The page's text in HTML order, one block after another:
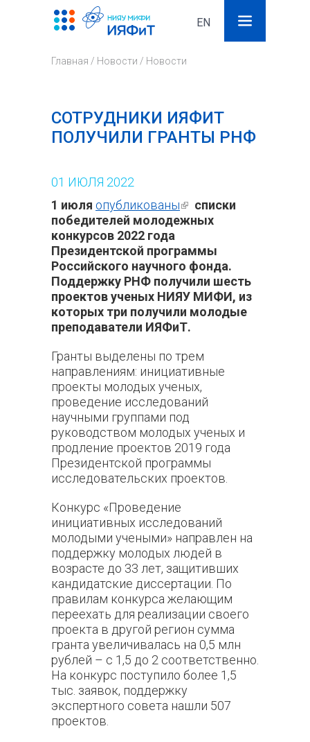
EN
Главная / Новости / Новости
СОТРУДНИКИ ИЯФИТ
ПОЛУЧИЛИ ГРАНТЫ РНФ
01 ИЮЛЯ 2022
1 июля опубликованы(внешняя
ссылка)
списки
победителей молодежных
конкурсов 2022 года
Президентской программы
Российского научного фонда.
Поддержку РНФ получили шесть
проектов ученых НИЯУ МИФИ, из
которых три получили молодые
преподаватели ИЯФиТ.
Гранты выделены по трем
направлениям: инициативные
проекты молодых ученых,
проведение исследований
научными группами под
руководством молодых ученых и
продление проектов 2019 года
Президентской программы
исследовательских проектов.
Конкурс «Проведение
инициативных исследований
молодыми учеными» направлен на
поддержку молодых людей в
возрасте до 33 лет, защитивших
кандидатские диссертации. По
правилам конкурса желающим
переехать для реализации своего
проекта в другой регион сумма
гранта увеличивалась на 0,5 млн
рублей – с 1,5 до 2 соответственно.
На конкурс поступило более 1,5
тыс. заявок, поддержку
экспертного совета нашли 507
проектов.